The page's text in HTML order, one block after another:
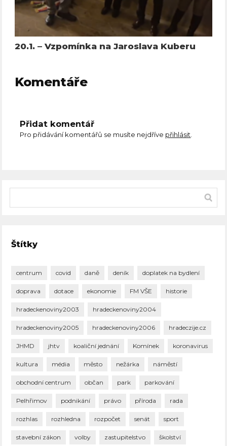
20.1. – Vzpomínka na Jaroslava Kuberu
Komentáře
Přidat komentář
Pro přidávání komentářů se musíte nejdříve přihlásit.
Štítky
centrum covid daně deník doplatek na bydlení
doprava dotace ekonomie FM VŠE historie
hradeckenoviny2003 hradeckenoviny2004
hradeckenoviny2005 hradeckenoviny2006 hradeczije.cz
JHMD jhtv koaliční jednání Komínek koronavirus
kultura média město nežárka náměstí
obchodní centrum občan park parkování
Pelhřimov podnikání právo příroda rada
rozhlas rozhledna rozpočet senát sport
stavební zákon volby zastupitelstvo školství